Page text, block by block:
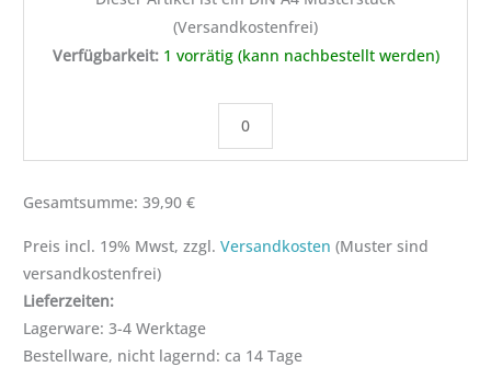
(Versandkostenfrei)
Verfügbarkeit: 1 vorrätig (kann nachbestellt werden)
Gesamtsumme:39,90€
Preis incl. 19% Mwst, zzgl.Versandkosten (Muster sind
Lagerware: 3-4 Werktage
Bestellware, nicht lagernd: ca 14 Tage